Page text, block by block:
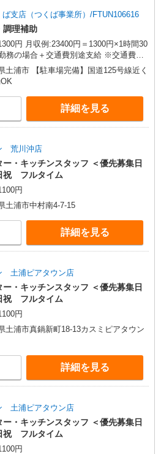
支店（つくば事業所）/FTUN106616
調理補助
円 月収例:23400円＝1300円×1時間30
務の場合＋交通費別途支給 ※交通費実
社規定あり。
土浦市 【駐車場完備】国道125号線近く
詳細を見る
荒川沖店
ー・キッチンスタッフ ＜優先募集日
祝 フルタイム
円
土浦市中村南4-7-15
詳細を見る
土浦ピアタウン店
ー・キッチンスタッフ ＜優先募集日
祝 フルタイム
円
土浦市真鍋新町18-13カスミピアタウン
詳細を見る
土浦ピアタウン店
ー・キッチンスタッフ ＜優先募集日
祝 フルタイム
円